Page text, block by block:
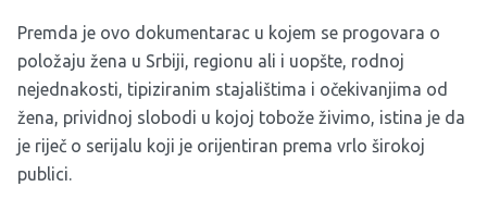
Premda je ovo dokumentarac u kojem se progovara o
položaju žena u Srbiji, regionu ali i uopšte, rodnoj
nejednakosti, tipiziranim stajalištima i očekivanjima od
žena, prividnoj slobodi u kojoj tobože živimo, istina je da
je riječ o serijalu koji je orijentiran prema vrlo širokoj
publici.